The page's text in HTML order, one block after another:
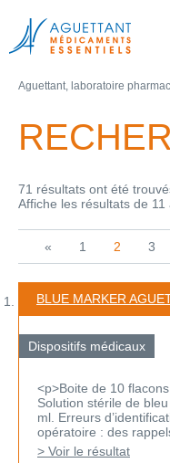
Aguettant, laboratoire
71 résultats ont été
Affiche les résultats de 11
« 1 2 3
BLUE MARKER
Dispositifs médicaux
<p>Boite de 10
Solution stérile de
ml. Erreurs
opératoire : des
> Voir le résultat